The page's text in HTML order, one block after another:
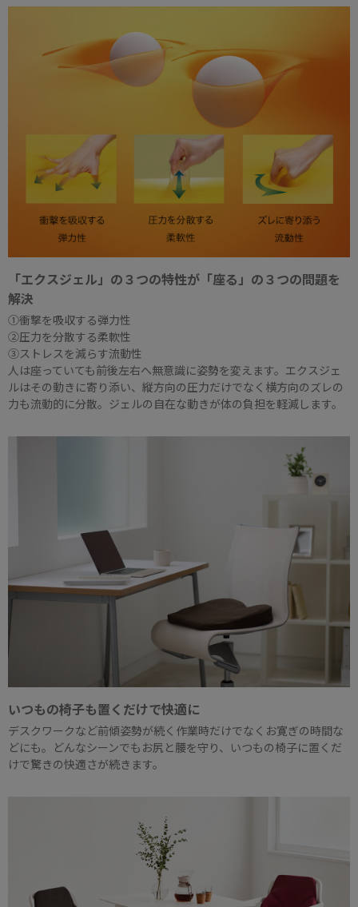
「エクスジェル」の３つの特性が「座る」の３つの問題を
解決
①衝撃を吸収する弾力性
②圧力を分散する柔軟性
③ストレスを減らす流動性
人は座っていても前後左右へ無意識に姿勢を変えます。エクスジェ
ルはその動きに寄り添い、縦方向の圧力だけでなく横方向のズレの
力も流動的に分散。ジェルの自在な動きが体の負担を軽減します。
いつもの椅子も置くだけで快適に
デスクワークなど前傾姿勢が続く作業時だけでなくお寛ぎの時間な
どにも。どんなシーンでもお尻と腰を守り、いつもの椅子に置くだ
けで驚きの快適さが続きます。